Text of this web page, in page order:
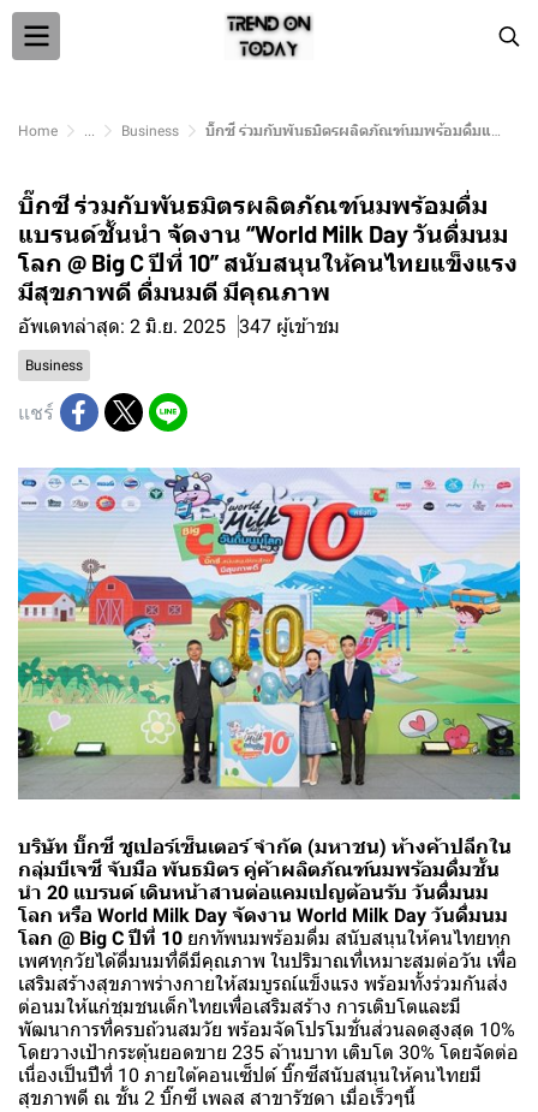
Home ... Business บิ๊กซี ร่วมกับพันธมิตรผลิตภัณฑ์นมพร้อมดื่มแบรนด์ชั้นนำ จัดงาน “World Milk Day วันดื่มนมโลก @ Big C ปีที่ 10” สนับสนุนให้คนไทยแข็งแรง มีสุขภาพดี ดื่มนมดี มีคุณภาพ
บิ๊กซี ร่วมกับพันธมิตรผลิตภัณฑ์นมพร้อมดื่ม
แบรนด์ชั้นนำ จัดงาน “World Milk Day วันดื่มนม
โลก @ Big C ปีที่ 10” สนับสนุนให้คนไทยแข็งแรง
มีสุขภาพดี ดื่มนมดี มีคุณภาพ
อัพเดทล่าสุด: 2 มิ.ย. 2025 347 ผู้เข้าชม
Business
แชร์
บริษัท บิ๊กซี ซูเปอร์เซ็นเตอร์ จำกัด (มหาชน) ห้างค้าปลีกใน
กลุ่มบีเจซี จับมือ พันธมิตร คู่ค้าผลิตภัณฑ์นมพร้อมดื่มชั้น
นำ 20 แบรนด์ เดินหน้าสานต่อแคมเปญต้อนรับ วันดื่มนม
โลก หรือ World Milk Day จัดงาน World Milk Day วันดื่มนม
โลก @ Big C ปีที่ 10 ยกทัพนมพร้อมดื่ม สนับสนุนให้คนไทยทุก
เพศทุกวัยได้ดื่มนมที่ดีมีคุณภาพ ในปริมาณที่เหมาะสมต่อวัน เพื่อ
เสริมสร้างสุขภาพร่างกายให้สมบูรณ์แข็งแรง พร้อมทั้งร่วมกันส่ง
ต่อนมให้แก่ชุมชนเด็กไทยเพื่อเสริมสร้าง การเติบโตและมี
พัฒนาการที่ครบถ้วนสมวัย พร้อมจัดโปรโมชั่นส่วนลดสูงสุด 10%
โดยวางเป้ากระตุ้นยอดขาย 235 ล้านบาท เติบโต 30% โดยจัดต่อ
เนื่องเป็นปีที่ 10 ภายใต้คอนเซ็ปต์ บิ๊กซีสนับสนุนให้คนไทยมี
สุขภาพดี ณ ชั้น 2 บิ๊กซี เพลส สาขารัชดา เมื่อเร็วๆนี้